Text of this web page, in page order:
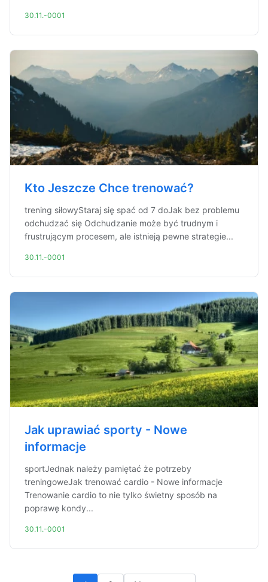
30.11.-0001
Kto Jeszcze Chce trenować?
trening siłowyStaraj się spać od 7 doJak bez problemu
odchudzać się Odchudzanie może być trudnym i
frustrującym procesem, ale istnieją pewne strategie...
30.11.-0001
Jak uprawiać sporty - Nowe
informacje
sportJednak należy pamiętać że potrzeby
treningoweJak trenować cardio - Nowe informacje
Trenowanie cardio to nie tylko świetny sposób na
poprawę kondy...
30.11.-0001